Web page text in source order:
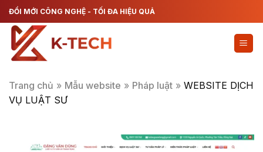
Chuyển
đến
dung
ĐỔI MỚI CÔNG NGHỆ - TỐI ĐA HIỆU QUẢ
Trang chủ » Mẫu website » Pháp luật » WEBSITE DỊCH
VỤ LUẬT SƯ